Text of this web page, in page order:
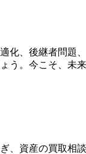
化、後継者問題
う。今こそ、未
、資産の買取相